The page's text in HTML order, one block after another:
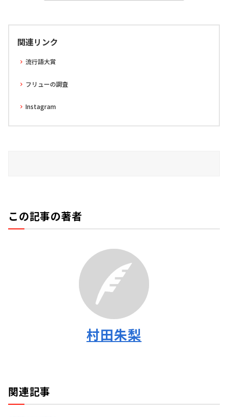
関連リンク
流行語大賞
フリューの調査
Instagram
この記事の著者
村田朱梨
関連記事